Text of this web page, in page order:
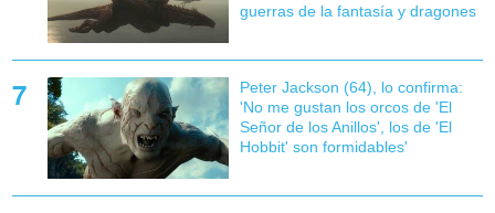
guerras de la fantasía y dragones
Peter Jackson (64), lo confirma:
'No me gustan los orcos de 'El
Señor de los Anillos', los de 'El
Hobbit' son formidables'